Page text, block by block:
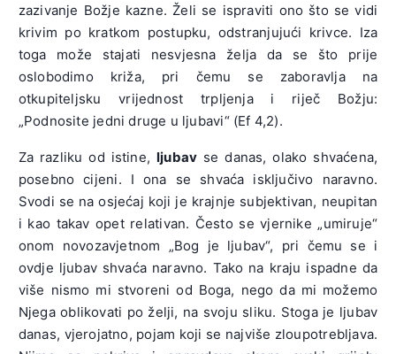
zazivanje Božje kazne. Želi se ispraviti ono što se vidi
krivim po kratkom postupku, odstranjujući krivce. Iza
toga može stajati nesvjesna želja da se što prije
oslobodimo križa, pri čemu se zaboravlja na
otkupiteljsku vrijednost trpljenja i riječ Božju:
„Podnosite jedni druge u ljubavi“ (Ef 4,2).
Za razliku od istine, ljubav se danas, olako shvaćena,
posebno cijeni. I ona se shvaća isključivo naravno.
Svodi se na osjećaj koji je krajnje subjektivan, neupitan
i kao takav opet relativan. Često se vjernike „umiruje“
onom novozavjetnom „Bog je ljubav“, pri čemu se i
ovdje ljubav shvaća naravno. Tako na kraju ispadne da
više nismo mi stvoreni od Boga, nego da mi možemo
Njega oblikovati po želji, na svoju sliku. Stoga je ljubav
danas, vjerojatno, pojam koji se najviše zloupotrebljava.